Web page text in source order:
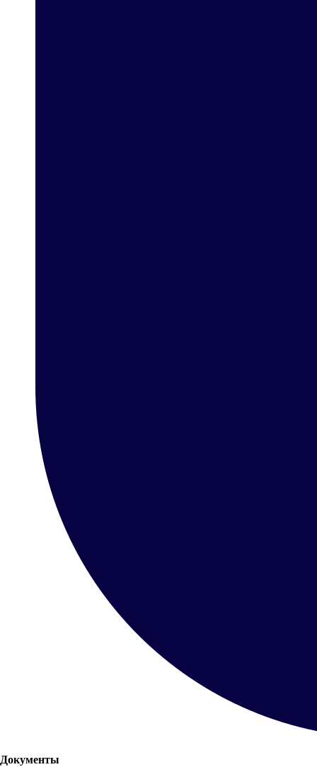
Документы